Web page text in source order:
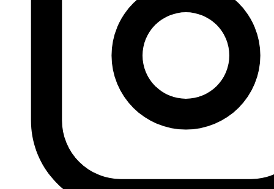
se unen en agrupaciones artísticas como
(Líbano) y Tok-tok
(Egipto). Aunque la
proliferación de novelas gráficas comenzara hace una
década, es en los últimos cuatro años cuando más se ha
notado su presencia e importancia.
se formó
en Bellas Artes en la Universidad de Túnez y acaba de
publicar su primer tebeo para adultos,One-third
(Un
tercio), un trabajo conceptual que habla sobre
cuestiones existenciales como la victoria y la derrota.
“Los comics han sido una forma de expresión compleja y
subversiva para los ilustradores y escritores árabes.
Desde las primaveras abordan también tabúes sociales y